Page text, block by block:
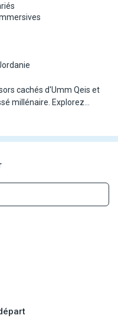
cachés d'Umm Qeis et
millénaire. Explorez
vous séduire par les
savourez un dîner
les eaux salées de la